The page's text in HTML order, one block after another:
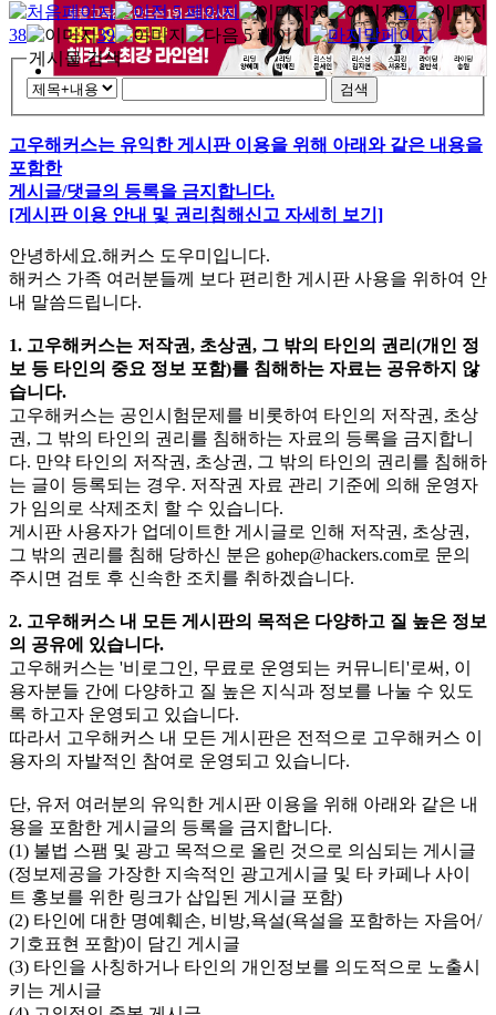
36
37
38
39
게시물 검색
검색
고우해커스는 유익한 게시판 이용을 위해 아래와 같은 내용을
포함한
게시글/댓글의 등록을 금지합니다.
[게시판 이용 안내 및 권리침해신고 자세히 보기]
안녕하세요.해커스 도우미입니다.
해커스 가족 여러분들께 보다 편리한 게시판 사용을 위하여 안
내 말씀드립니다.
1. 고우해커스는 저작권, 초상권, 그 밖의 타인의 권리(개인 정
보 등 타인의 중요 정보 포함)를 침해하는 자료는 공유하지 않
습니다.
고우해커스는 공인시험문제를 비롯하여 타인의 저작권, 초상
권, 그 밖의 타인의 권리를 침해하는 자료의 등록을 금지합니
다. 만약 타인의 저작권, 초상권, 그 밖의 타인의 권리를 침해하
는 글이 등록되는 경우. 저작권 자료 관리 기준에 의해 운영자
가 임의로 삭제조치 할 수 있습니다.
게시판 사용자가 업데이트한 게시글로 인해 저작권, 초상권,
그 밖의 권리를 침해 당하신 분은 gohep@hackers.com로 문의
주시면 검토 후 신속한 조치를 취하겠습니다.
2. 고우해커스 내 모든 게시판의 목적은 다양하고 질 높은 정보
의 공유에 있습니다.
고우해커스는 '비로그인, 무료로 운영되는 커뮤니티'로써, 이
용자분들 간에 다양하고 질 높은 지식과 정보를 나눌 수 있도
록 하고자 운영되고 있습니다.
따라서 고우해커스 내 모든 게시판은 전적으로 고우해커스 이
용자의 자발적인 참여로 운영되고 있습니다.
단, 유저 여러분의 유익한 게시판 이용을 위해 아래와 같은 내
용을 포함한 게시글의 등록을 금지합니다.
(1) 불법 스팸 및 광고 목적으로 올린 것으로 의심되는 게시글
(정보제공을 가장한 지속적인 광고게시글 및 타 카페나 사이
트 홍보를 위한 링크가 삽입된 게시글 포함)
(2) 타인에 대한 명예훼손, 비방,욕설(욕설을 포함하는 자음어/
기호표현 포함)이 담긴 게시글
(3) 타인을 사칭하거나 타인의 개인정보를 의도적으로 노출시
키는 게시글